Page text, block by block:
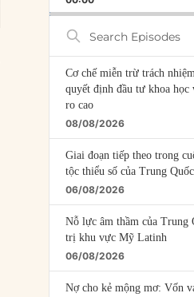
Search
Episodes
Cơ chế miễn trừ trách
quyết định đầu tư khoa học
ro cao
08/08/2026
Giai đoạn tiếp theo trong
tộc thiểu số của Trung Quốc
06/08/2026
Nỗ lực âm thầm của Trung
trị khu vực Mỹ Latinh
06/08/2026
Nợ cho kẻ mộng mơ: Vốn